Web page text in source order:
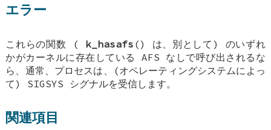
エラー
これらの関数 ( k_hasafs () は、別として) のいずれ
かがカーネルに存在している AFS なしで呼び出されるな
ら、通常、プロセスは、(オペレーティングシステムによっ
て) SIGSYS シグナルを受信します。
関連項目